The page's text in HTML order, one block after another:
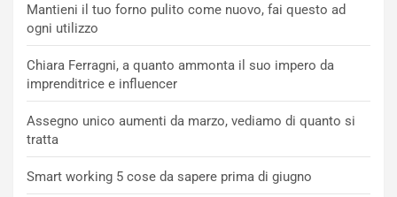
Mantieni il tuo forno pulito come nuovo, fai questo ad
ogni utilizzo
Chiara Ferragni, a quanto ammonta il suo impero da
imprenditrice e influencer
Assegno unico aumenti da marzo, vediamo di quanto si
tratta
Smart working 5 cose da sapere prima di giugno